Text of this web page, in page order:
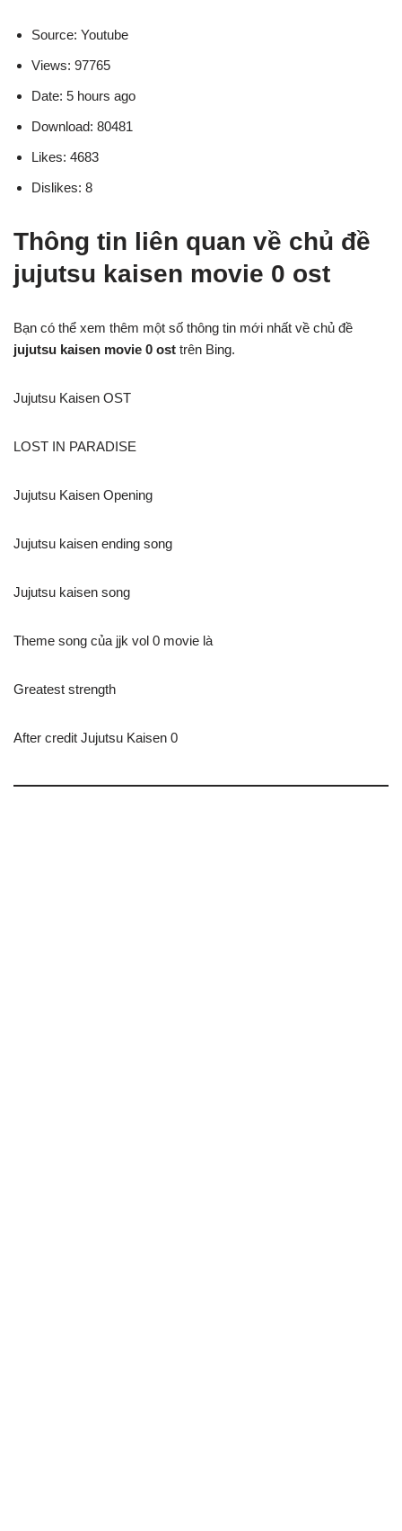
Source: Youtube
Views: 97765
Date: 5 hours ago
Download: 80481
Likes: 4683
Dislikes: 8
Thông tin liên quan về chủ đề
jujutsu kaisen movie 0 ost
Bạn có thể xem thêm một số thông tin mới nhất về chủ đề
jujutsu kaisen movie 0 ost trên Bing.
Jujutsu Kaisen OST
LOST IN PARADISE
Jujutsu Kaisen Opening
Jujutsu kaisen ending song
Jujutsu kaisen song
Theme song của jjk vol 0 movie là
Greatest strength
After credit Jujutsu Kaisen 0